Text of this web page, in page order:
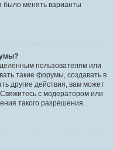
было менять варианты
пользователям или
такие форумы, создавать в
другие действия, вам может
с модератором или
такого разрешения.